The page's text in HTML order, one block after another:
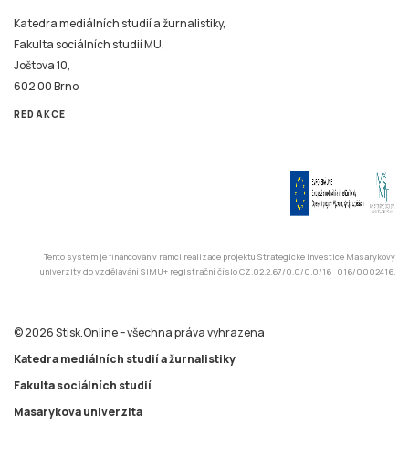
Katedra mediálních studií a žurnalistiky,
Fakulta sociálních studií MU,
Joštova 10,
602 00 Brno
REDAKCE
Tento systém je financován v rámci realizace projektu Strategické investice Masarykovy
univerzity do vzdělávání SIMU+ registrační číslo CZ.02.2.67/0.0/0.0/16_016/0002416.
© 2026 Stisk.Online – všechna práva vyhrazena
Katedra mediálních studií a žurnalistiky
Fakulta sociálních studií
Masarykova univerzita